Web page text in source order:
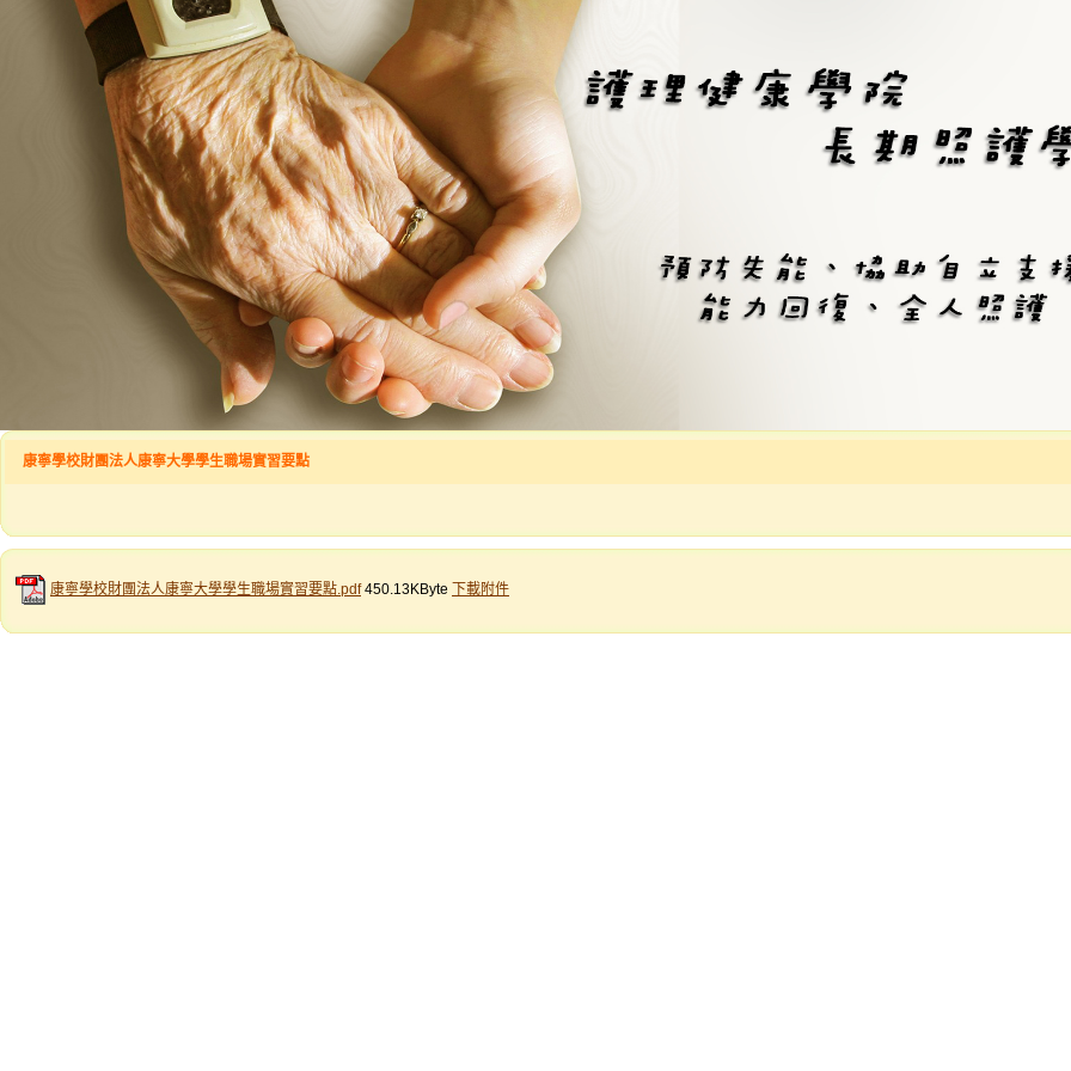
康寧學校財團法人康寧大學學生職場實習要點
康寧學校財團法人康寧大學學生職場實習要點.pdf 450.13KByte 下載附件